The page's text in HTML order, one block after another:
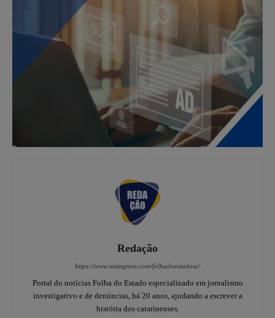
Redação
https://www.instagram.com/folhadoestadosc/
Portal do notícias Folha do Estado especializado em jornalismo
investigativo e de denúncias, há 20 anos, ajudando a escrever a
história dos catarinenses.